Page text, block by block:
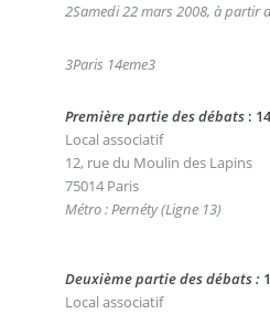
2Samedi 22 mars 2008, à partir
3Paris 14eme3
Première partie des débats:
Local associatif
12, rue du Moulin des Lapins
75014 Paris
Métro : Pernéty (Ligne 13)
Deuxième partie des débats :
Local associatif